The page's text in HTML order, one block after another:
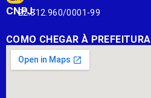
CNPJ:
22.812.960/0001-99
COMO CHEGAR À PREFEITURA